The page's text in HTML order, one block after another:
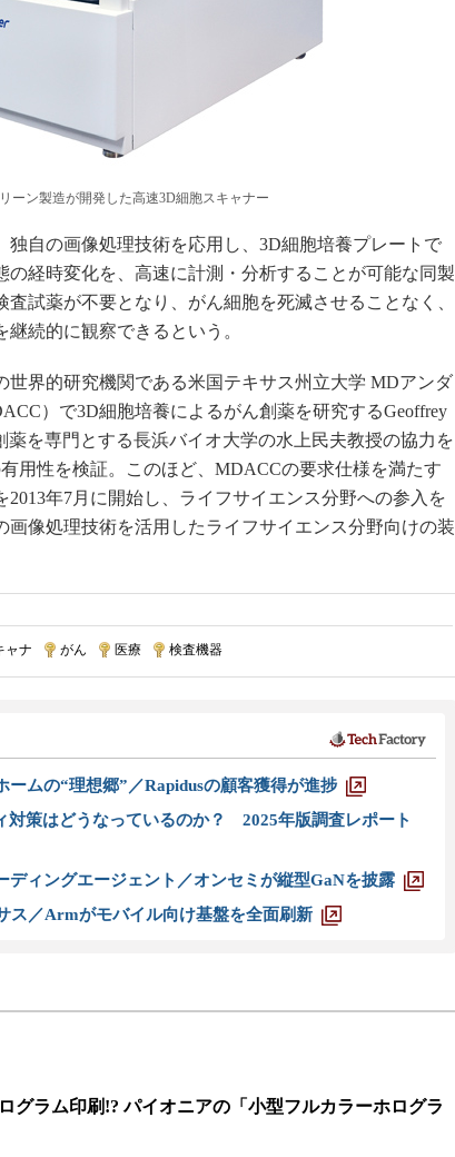
ーン製造が開発した高速3D細胞スキャナー
自の画像処理技術を応用し、3D細胞培養プレートで
の経時変化を、高速に計測・分析することが可能な同製
試薬が不要となり、がん細胞を死滅させることなく、
続的に観察できるという。
界的研究機関である米国テキサス州立大学 MDアンダ
）で3D細胞培養によるがん創薬を研究するGeoffrey
薬を専門とする長浜バイオ大学の水上民夫教授の協力を
用性を検証。このほど、MDACCの要求仕様を満たす
年7月に開始し、ライフサイエンス分野への参入を
画像処理技術を活用したライフサイエンス分野向けの装
ャナ がん 医療 検査機器
ームの“理想郷”／Rapidusの顧客獲得が進捗
対策はどうなっているのか？ 2025年版調査レポート
ィングエージェント／オンセミが縦型GaNを披露
ス／Armがモバイル向け基盤を全面刷新
グラム印刷!? パイオニアの「小型フルカラーホログラ